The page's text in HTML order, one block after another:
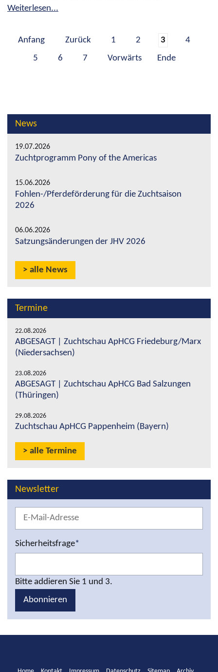
Weiterlesen...
Anfang Zurück 1 2 3
4
5
6 7 Vorwärts Ende
News
19.07.2026
Zuchtprogramm Pony of the Americas
15.06.2026
Fohlen-/Pferdeförderung für die Zuchtsaison
2026
06.06.2026
Satzungsänderungen der JHV 2026
alle News
Termine
22.08.2026
ABGESAGT | Zuchtschau ApHCG Friedeburg/Marx
(Niedersachsen)
23.08.2026
ABGESAGT | Zuchtschau ApHCG Bad Salzungen
(Thüringen)
29.08.2026
Zuchtschau ApHCG Pappenheim (Bayern)
alle Termine
Newsletter
Sicherheitsfrage*
Bitte addieren Sie 1 und 3.
Abonnieren